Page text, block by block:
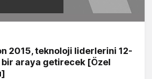
2015, teknoloji liderlerini 12-
bir araya getirecek [Özel